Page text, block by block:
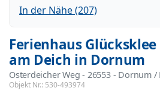
In der Nähe (207)
Ferienhaus
am Deich in Dornum
Osterdeicher Weg - 26553 - Dornum /
Objekt Nr.: 530-493974